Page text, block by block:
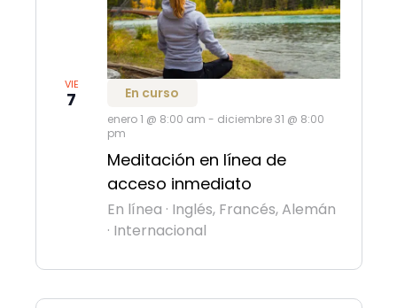
VIE
7
Meditación en línea de
acceso inmediato
En línea · Inglés, Francés, Alemán
· Internacional
En curso
enero 1 @ 8:00 am - diciembre 31 @ 8:00
pm